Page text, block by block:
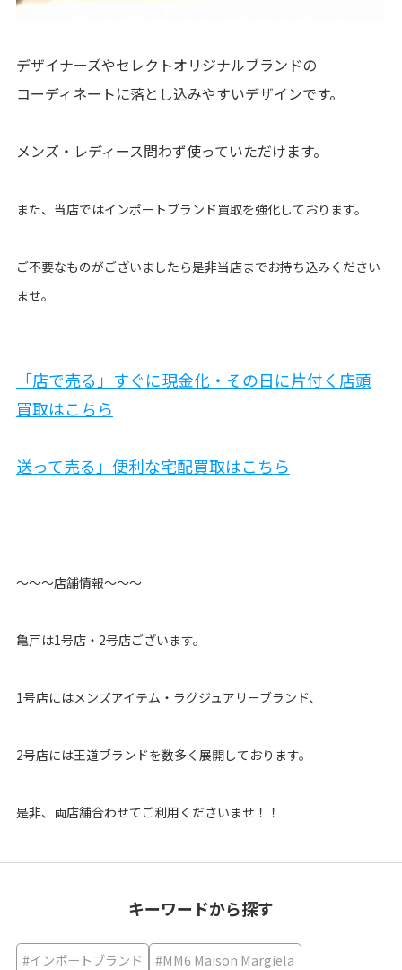
デザイナーズやセレクトオリジナルブランドの
コーディネートに落とし込みやすいデザインです。
メンズ・レディース問わず使っていただけます。
また、当店ではインポートブランド買取を強化しております。
ご不要なものがございましたら是非当店までお持ち込みください
ませ。
「店で売る」すぐに現金化・その日に片付く店頭
買取はこちら
送って売る」便利な宅配買取はこちら
〜〜〜店舗情報〜〜〜
亀戸は1号店・2号店ございます。
1号店にはメンズアイテム・ラグジュアリーブランド、
2号店には王道ブランドを数多く展開しております。
是非、両店舗合わせてご利用くださいませ！！
キーワードから探す
#インポートブランド
#MM6 Maison Margiela